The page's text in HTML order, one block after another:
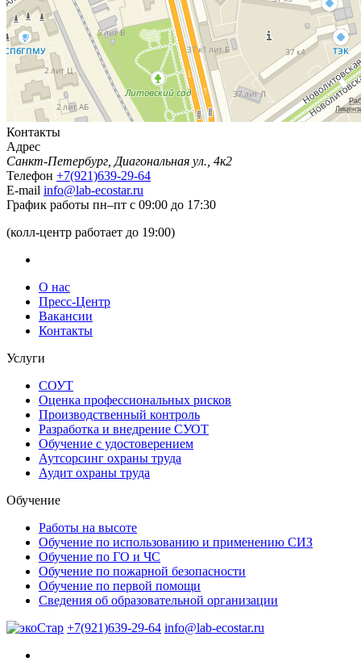
Контакты
Адрес
Санкт-Петербург, Диагональная ул., 4к2
Телефон +7(921)639-29-64
E-mail info@lab-ecostar.ru
График работы пн–пт с 09:00 до 17:30
(колл-центр работает до 19:00)
О нас
Пресс-Центр
Вакансии
Контакты
Услуги
СОУТ
Оценка профессиональных рисков
Производственный контроль
Разработка и внедрение СУОТ
Обучение с удостоверением
Аутсорсинг охраны труда
Аудит охраны труда
Обучение
Работы на высоте
Обучение по использованию и применению СИЗ
Обучение по ГО и ЧС
Обучение по пожарной безопасности
Обучение по первой помощи
Сведения об образовательной организации
+7(921)639-29-64 info@lab-ecostar.ru